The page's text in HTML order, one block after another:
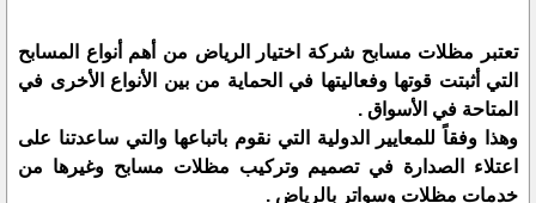
تعتبر مظلات مسابح شركة اختيار الرياض من أهم أنواع المسابح
التي أثبتت قوتها وفعاليتها في الحماية من بين الأنواع الأخرى في
المتاحة في الأسواق .
وهذا وفقاً للمعايير الدولية التي نقوم باتباعها والتي ساعدتنا على
اعتلاء الصدارة في تصميم وتركيب مظلات مسابح وغيرها من
خدمات مظلات وسواتر بالرياض .